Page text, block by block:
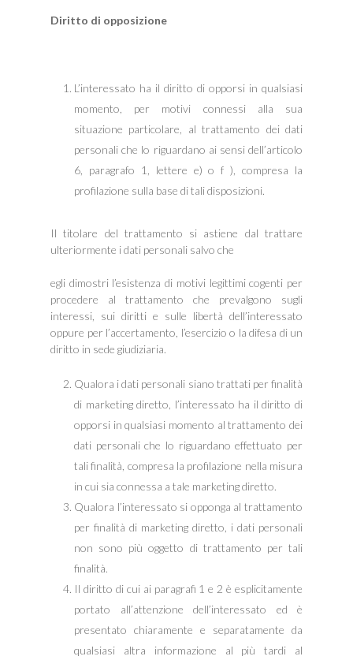
Diritto di opposizione
L’interessato ha il diritto di opporsi in qualsiasi
momento, per motivi connessi alla sua
situazione particolare, al trattamento dei dati
personali che lo riguardano ai sensi dell’articolo
6, paragrafo 1, lettere e) o f ), compresa la
profilazione sulla base di tali disposizioni.
Il titolare del trattamento si astiene dal trattare
ulteriormente i dati personali salvo che
egli dimostri l’esistenza di motivi legittimi cogenti per
procedere al trattamento che prevalgono sugli
interessi, sui diritti e sulle libertà dell’interessato
oppure per l’accertamento, l’esercizio o la difesa di un
diritto in sede giudiziaria.
Qualora i dati personali siano trattati per finalità
di marketing diretto, l’interessato ha il diritto di
opporsi in qualsiasi momento al trattamento dei
dati personali che lo riguardano effettuato per
tali finalità, compresa la profilazione nella misura
in cui sia connessa a tale marketing diretto.
Qualora l’interessato si opponga al trattamento
per finalità di marketing diretto, i dati personali
non sono più oggetto di trattamento per tali
finalità.
Il diritto di cui ai paragrafi 1 e 2 è esplicitamente
portato all’attenzione dell’interessato ed è
presentato chiaramente e separatamente da
qualsiasi altra informazione al più tardi al